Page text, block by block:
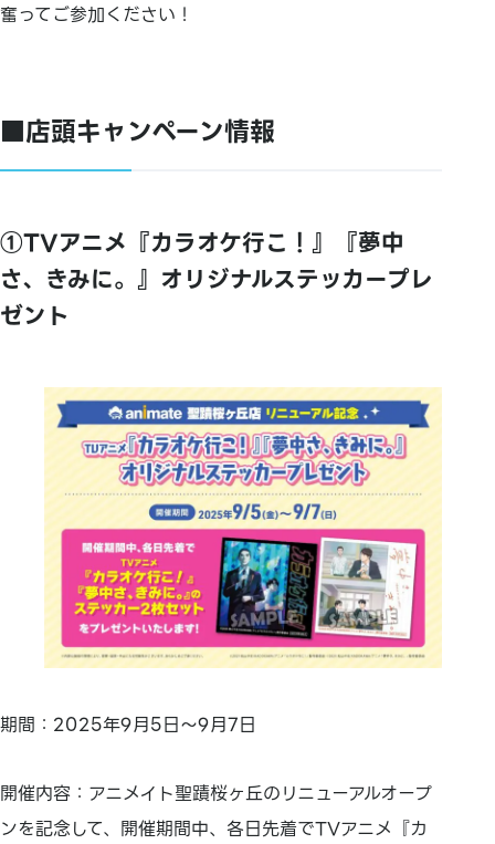
奮ってご参加ください！
■店頭キャンペーン情報
①TVアニメ『カラオケ行こ！』『夢中
さ、きみに。』オリジナルステッカープレ
ゼント
期間：2025年9月5日～9月7日
開催内容：アニメイト聖蹟桜ヶ丘のリニューアルオープ
ンを記念して、開催期間中、各日先着でTVアニメ『カ